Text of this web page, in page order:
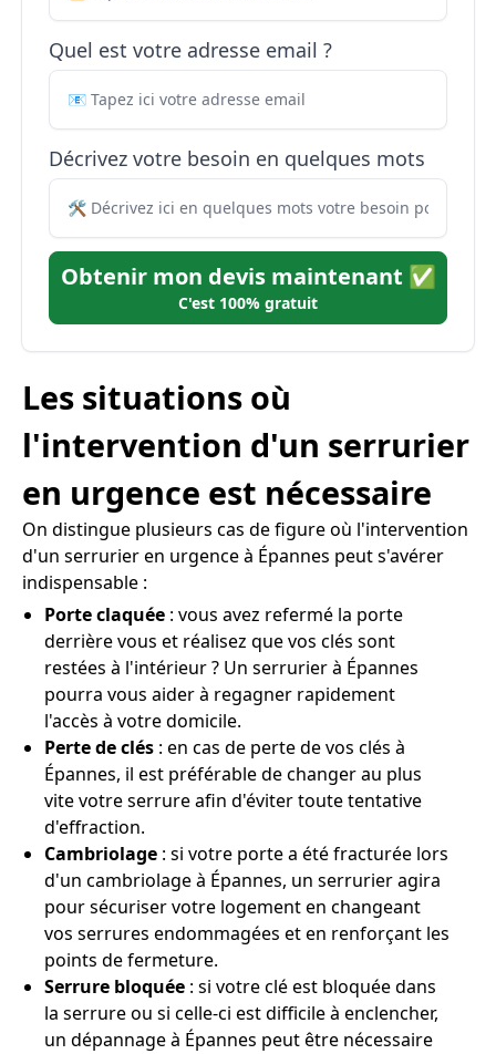
Quel est votre adresse email ?
Décrivez votre besoin en quelques mots
Obtenir mon devis maintenant ✅
C'est 100% gratuit
Les situations où
l'intervention d'un serrurier
en urgence est nécessaire
On distingue plusieurs cas de figure où l'intervention
d'un serrurier en urgence à Épannes peut s'avérer
indispensable :
Porte claquée : vous avez refermé la porte
derrière vous et réalisez que vos clés sont
restées à l'intérieur ? Un serrurier à Épannes
pourra vous aider à regagner rapidement
l'accès à votre domicile.
Perte de clés : en cas de perte de vos clés à
Épannes, il est préférable de changer au plus
vite votre serrure afin d'éviter toute tentative
d'effraction.
Cambriolage : si votre porte a été fracturée lors
d'un cambriolage à Épannes, un serrurier agira
pour sécuriser votre logement en changeant
vos serrures endommagées et en renforçant les
points de fermeture.
Serrure bloquée : si votre clé est bloquée dans
la serrure ou si celle-ci est difficile à enclencher,
un dépannage à Épannes peut être nécessaire